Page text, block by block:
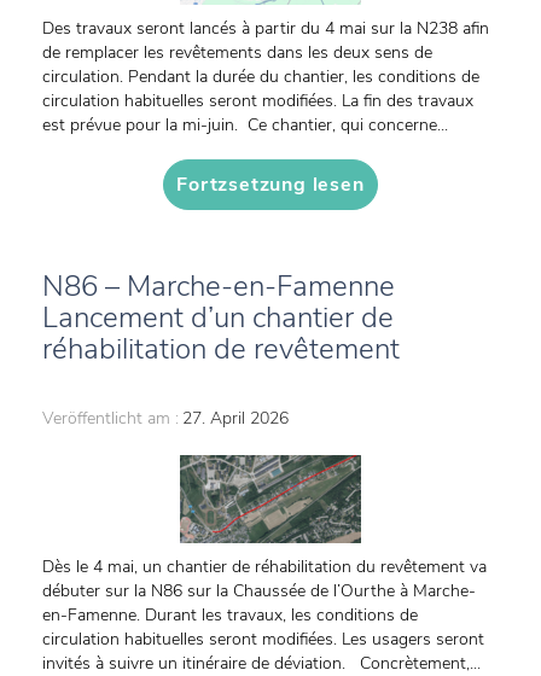
Des travaux seront lancés à partir du 4 mai sur la N238 afin
de remplacer les revêtements dans les deux sens de
circulation. Pendant la durée du chantier, les conditions de
circulation habituelles seront modifiées. La fin des travaux
est prévue pour la mi-juin. Ce chantier, qui concerne...
Fortzsetzung lesen
N86 – Marche-en-Famenne
Lancement d’un chantier de
réhabilitation de revêtement
Veröffentlicht am : 27. April 2026
Dès le 4 mai, un chantier de réhabilitation du revêtement va
débuter sur la N86 sur la Chaussée de l’Ourthe à Marche-
en-Famenne. Durant les travaux, les conditions de
circulation habituelles seront modifiées. Les usagers seront
invités à suivre un itinéraire de déviation. Concrètement,...